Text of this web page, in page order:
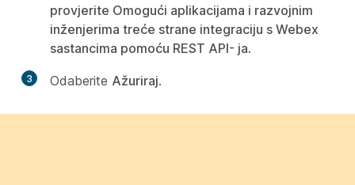
provjerite Omogući aplikacijama i razvojnim
inženjerima treće strane integraciju s Webex
sastancima pomoću REST API- ja.
3 Odaberite Ažuriraj.